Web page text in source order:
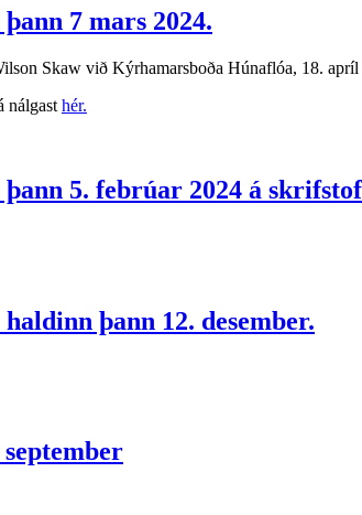
7 mars 2024.
Skaw við Kýrhamarsboða Húnaflóa, 18. apríl
nálgast hér.
5. febrúar 2024 á
þann 12. desember.